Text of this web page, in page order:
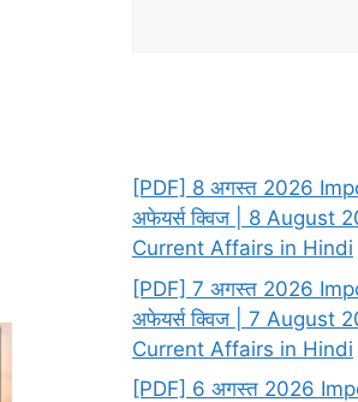
[PDF] 8 अगस्त 2026
अफेयर्स क्विज | 8 August
Current Affairs in Hindi
[PDF] 7 अगस्त 2026
अफेयर्स क्विज | 7 August
Current Affairs in Hindi
[PDF] 6 अगस्त 2026